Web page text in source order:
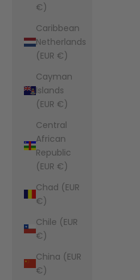
€)
Caribbean
Netherlands
(EUR €)
Cayman
Islands
(EUR €)
Central
African
Republic
(EUR €)
Chad (EUR
€)
Chile (EUR
€)
China (EUR
€)